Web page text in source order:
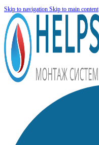
Skip to navigation Skip to main content